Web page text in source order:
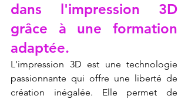
dans l'impression 3D
grâce à une formation
adaptée.
L'impression 3D est une technologie
passionnante qui offre une liberté de
création inégalée. Elle permet de